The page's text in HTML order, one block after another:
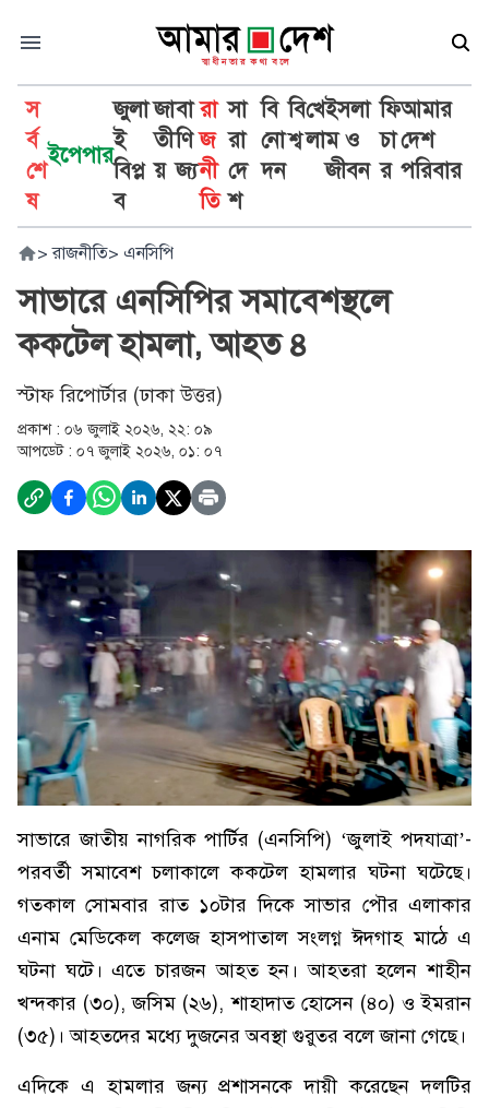
স
র্ব
শে
ষ
ইপেপার
জুলা
ই
বিপ্ল
ব
জা
তী
য়
বা
ণি
জ্য
রা
জ
নী
তি
সা
রা
দে
শ
বি
নো
দন
বি
শ্ব
খে
লা
ইসলা
ম ও
জীবন
ফি
চা
র
আমার
দেশ
পরিবার
> রাজনীতি> এনসিপি
সাভারে এনসিপির সমাবেশস্থলে
ককটেল হামলা, আহত ৪
স্টাফ রিপোর্টার (ঢাকা উত্তর)
প্রকাশ : ০৬ জুলাই ২০২৬, ২২: ০৯
আপডেট : ০৭ জুলাই ২০২৬, ০১: ০৭
সাভারে জাতীয় নাগরিক পার্টির (এনসিপি) ‘জুলাই পদযাত্রা’-
পরবর্তী সমাবেশ চলাকালে ককটেল হামলার ঘটনা ঘটেছে।
গতকাল সোমবার রাত ১০টার দিকে সাভার পৌর এলাকার
এনাম মেডিকেল কলেজ হাসপাতাল সংলগ্ন ঈদগাহ মাঠে এ
ঘটনা ঘটে। এতে চারজন আহত হন। আহতরা হলেন শাহীন
খন্দকার (৩০), জসিম (২৬), শাহাদাত হোসেন (৪০) ও ইমরান
(৩৫)। আহতদের মধ্যে দুজনের অবস্থা গুরুতর বলে জানা গেছে।
এদিকে এ হামলার জন্য প্রশাসনকে দায়ী করেছেন দলটির